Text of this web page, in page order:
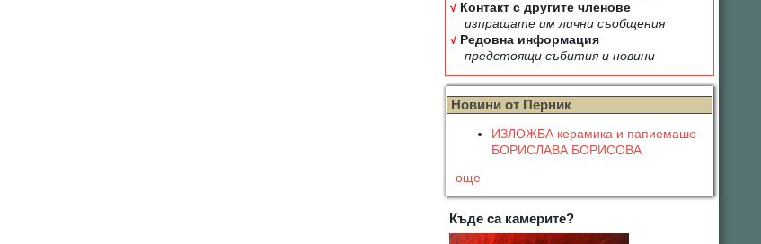
√ Контакт с другите членове
изпращате им лични съобщения
√ Редовна информация
предстоящи събития и новини
Новини от Перник
ИЗЛОЖБА керамика и папиемаше
БОРИСЛАВА БОРИСОВА
още
Къде са камерите?